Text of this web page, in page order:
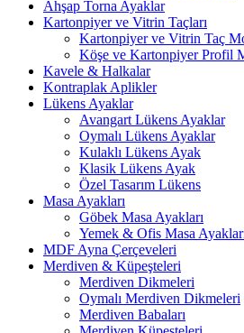
Ahşap Torna Ayaklar
Kartonpiyer ve Vitrin Taçları
Kartonpiyer ve Vitrin Taç
Köşe ve Kartonpiyer Profil
Kavele & Halkalar
Kontraplak Aplikler
Lükens Ayaklar
Avangart Lükens Ayaklar
Oymalı Lükens Ayaklar
Kulaklı Lükens Ayak
Klasik Lükens Ayak
Özel Tasarım Lükens
Masa Ayakları
Göbek Masa Ayakları
Yemek & Ofis Masa
MDF Ayna Çerçeveleri
Merdiven & Küpeşteleri
Merdiven Dikmeleri
Oymalı Merdiven Dikmeleri
Merdiven Babaları